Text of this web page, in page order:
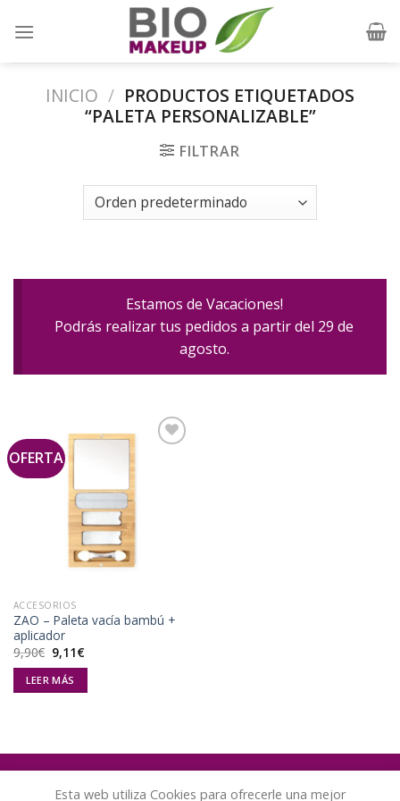
INICIO / PRODUCTOS ETIQUETADOS
“PALETA PERSONALIZABLE”
FILTRAR
Estamos de Vacaciones!
Podrás realizar tus pedidos a partir del 29 de
agosto.
OFERTA
ACCESORIOS
ZAO – Paleta vacía bambú +
aplicador
9,90€ El
precio
original
era:
9,90€.
9,11€El
precio
9,11€.
LEER MÁS
Esta web utiliza Cookies para ofrecerle una mejor